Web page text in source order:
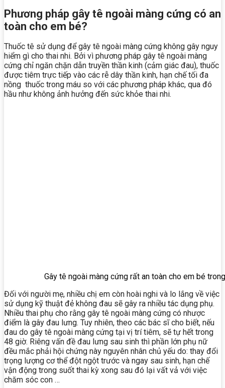
Phương pháp gây tê ngoài màng cứng có an
toàn cho em bé?
Thuốc tê sử dụng để gây tê ngoài màng cứng không gây nguy
hiểm gì cho thai nhi. Bởi vì phương pháp gây tê ngoài màng
cứng chỉ ngăn chặn dẫn truyền thần kinh (cảm giác đau), thuốc
được tiêm trực tiếp vào các rễ dây thần kinh, hạn chế tối đa
nồng thuốc trong máu so với các phương pháp khác, qua đó
hầu như không ảnh hưởng đến sức khỏe thai nhi.
Gây tê ngoài màng cứng rất an toàn cho em bé
Đối với người mẹ, nhiều chị em còn hoài nghi và lo lắng về việc
sử dụng kỹ thuật đẻ không đau sẽ gây ra nhiều tác dụng phụ.
Nhiều thai phụ cho rằng gây tê ngoài màng cứng có nhược
điểm là gây đau lưng. Tuy nhiên, theo các bác sĩ cho biết, nếu
đau do gây tê ngoài màng cứng tại vị trí tiêm, sẽ tự hết trong
48 giờ. Riêng vấn đề đau lưng sau sinh thì phần lớn phụ nữ
đều mắc phải hội chứng này nguyên nhân chủ yếu do: thay đổi
trọng lượng cơ thể đột ngột trước và ngay sau sinh, hạn chế
vận động trong suốt thai kỳ xong sau đó lại vất vả với việc
chăm sóc con …